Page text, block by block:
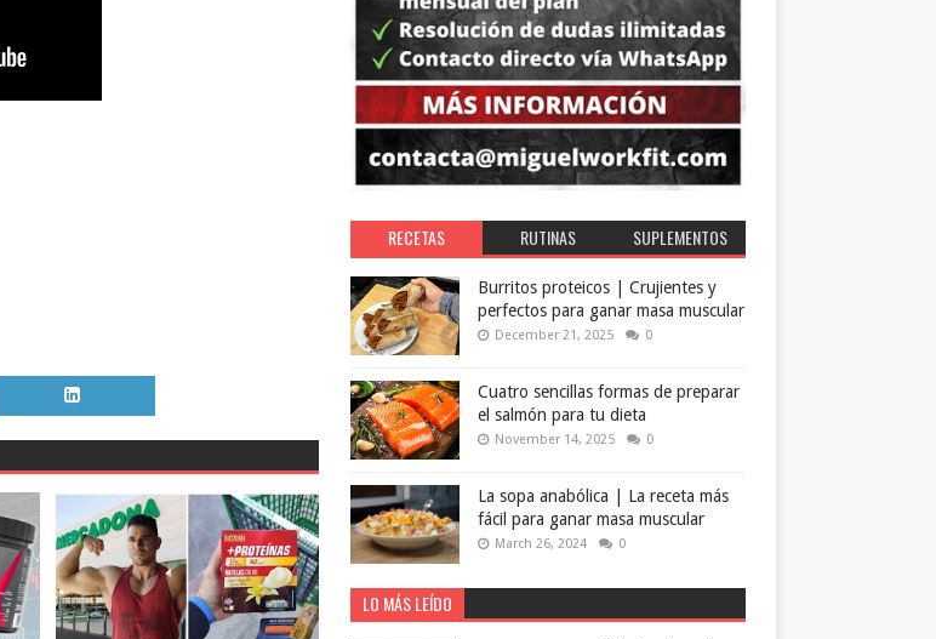
RECETAS RUTINAS SUPLEMENTOS
Burritos proteicos | Crujientes y
perfectos para ganar masa muscular
December 21, 2025 0
Cuatro sencillas formas de preparar
el salmón para tu dieta
November 14, 2025 0
La sopa anabólica | La receta más
fácil para ganar masa muscular
March 26, 2024 0
LO MÁS LEÍDO